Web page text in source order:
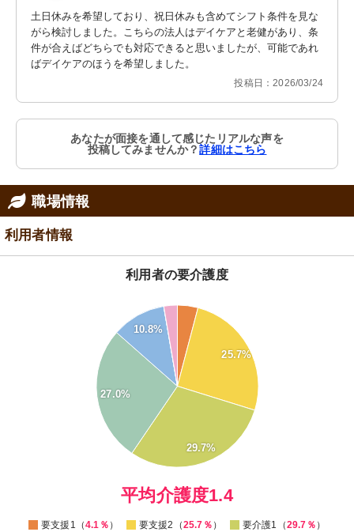
土日休みを希望しており、祝日休みも含めてシフト条件を見な
がら検討しました。こちらの法人はデイケアと老健があり、条
件が合えばどちらでも対応できると思いましたが、可能であれ
ばデイケアのほうを希望しました。
投稿日：2026/03/24
あなたが面接を通して感じたリアルな声を
投稿してみませんか？詳細はこちら
職場情報
利用者情報
利用者の要介護度
25.7%
29.7%
27.0%
10.8%
0
平均介護度1.4
要支援1（4.1％ ） 要支援2（25.7％ ） 要介護1（29.7％ ）